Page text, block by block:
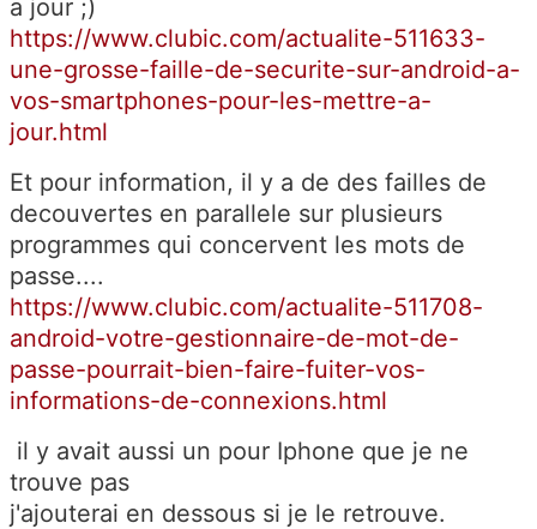
a jour ;)
https://www.clubic.com/actualite-511633-
une-grosse-faille-de-securite-sur-android-a-
vos-smartphones-pour-les-mettre-a-
jour.html
Et pour information, il y a de des failles de
decouvertes en parallele sur plusieurs
programmes qui concervent les mots de
passe....
https://www.clubic.com/actualite-511708-
android-votre-gestionnaire-de-mot-de-
passe-pourrait-bien-faire-fuiter-vos-
informations-de-connexions.html
il y avait aussi un pour Iphone que je ne
trouve pas
j'ajouterai en dessous si je le retrouve.